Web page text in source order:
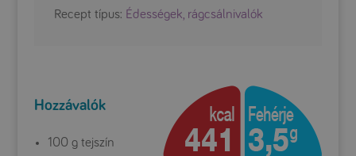
Recept típus: Édességek, rágcsálnivalók
Hozzávalók
100 g tejszín